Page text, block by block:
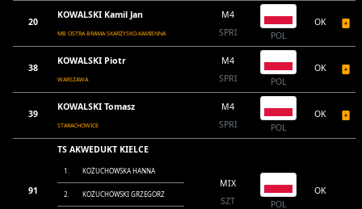
20
KOWALSKI Kamil Jan
MB OSTRA BRAMA SKARŻYSKO-KAMIENNA
M4
SPRI
POL
OK
38
KOWALSKI Piotr
WARSZAWA
M4
SPRI
POL
OK
39
KOWALSKI Tomasz
STARACHOWICE
M4
SPRI
POL
OK
91
TS AKWEDUKT KIELCE
1. KOŻUCHOWSKA HANNA
2. KOŻUCHOWSKI GRZEGORZ
MIX
SZT
POL
OK